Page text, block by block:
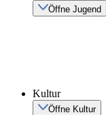
Öffne Jugend
Kultur
Öffne Kultur